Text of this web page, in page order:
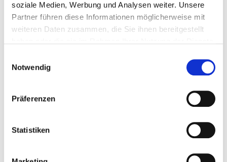
soziale Medien, Werbung und Analysen weiter. Unsere
Partner führen diese Informationen möglicherweise mit
weiteren Daten zusammen, die Sie ihnen bereitgestellt
Cookies, wenn Sie unsere Webseite weiterhin nutzen.
Notwendig
Präferenzen
Statistiken
Zeichnung Fußteil erste
Aufspannung
Zeichnung Übung Dreieck